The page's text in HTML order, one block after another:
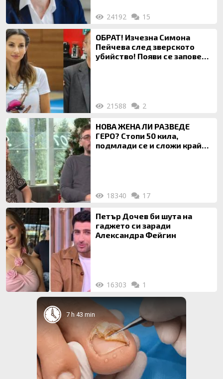
24192 15
ОБРАТ! Изчезна Симона
Пейчева след зверското
убийство! Появи се заповед
21588 2
НОВА ЖЕНА ЛИ РАЗВЕДЕ
ГЕРО? Стопи 50 кила,
подмлади се и сложи край
18340 17
Петър Дочев би шута на
гаджето си заради
Александра Фейгин
16303 1
7 h 43 min